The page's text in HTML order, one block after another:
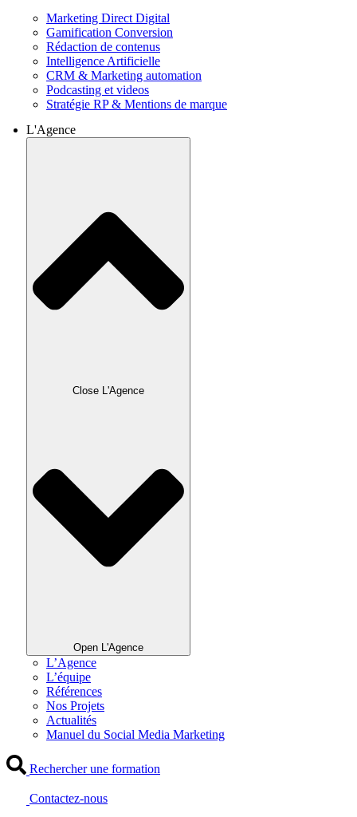
Marketing Direct Digital
Gamification Conversion
Rédaction de contenus
Intelligence Artificielle
CRM & Marketing automation
Podcasting et videos
Stratégie RP & Mentions de marque
L'Agence
Close L'Agence
Open L'Agence
L’Agence
L’équipe
Références
Nos Projets
Actualités
Manuel du Social Media Marketing
Rechercher une formation
Contactez-nous